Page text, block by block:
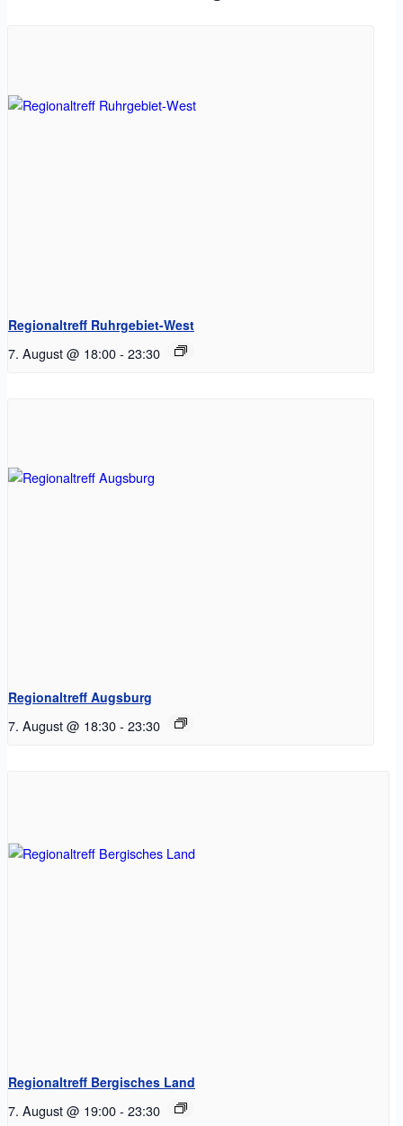
Regionaltreff Ruhrgebiet-West
7. August @ 18:00- 23:30
Regionaltreff Augsburg
7. August @ 18:30- 23:30
Regionaltreff Bergisches Land
7. August @ 19:00- 23:30